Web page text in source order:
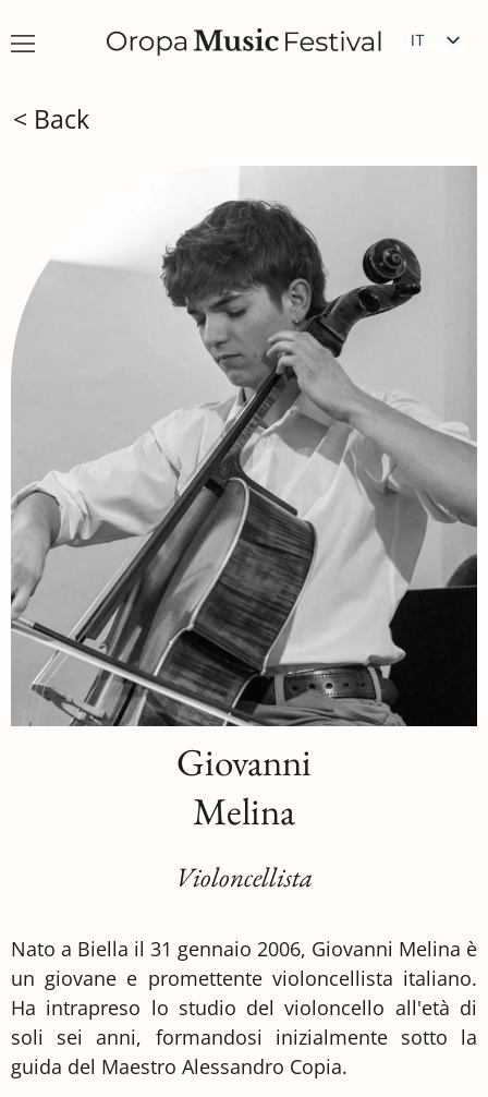
IT
< Back
Giovanni
Melina
Violoncellista
Nato a Biella il 31 gennaio 2006, Giovanni Melina è
un giovane e promettente violoncellista italiano.
Ha intrapreso lo studio del violoncello all'età di
soli sei anni, formandosi inizialmente sotto la
guida del Maestro Alessandro Copia.